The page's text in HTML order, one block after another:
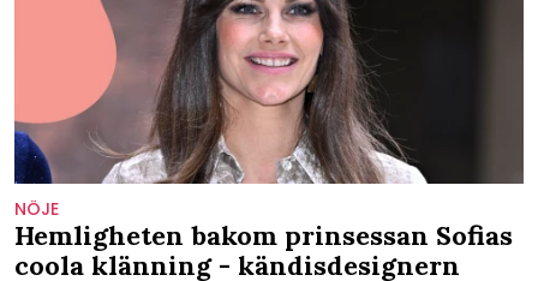
NÖJE
Hemligheten bakom prinsessan Sofias
coola klänning - kändisdesignern